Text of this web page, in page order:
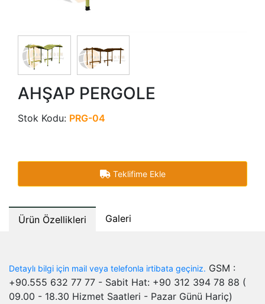
AHŞAP PERGOLE
Stok Kodu: PRG-04
Teklifime Ekle
Ürün Özellikleri Galeri
Detaylı bilgi için mail veya telefonla irtibata geçiniz. GSM :
+90.555 632 77 77 - Sabit Hat: +90 312 394 78 88 (
09.00 - 18.30 Hizmet Saatleri - Pazar Günü Hariç)